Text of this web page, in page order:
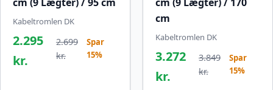
Kabeltromlen DK
2.295
kr.
2.699
kr.
Spar
15%
cm
Kabeltromlen DK
3.272
kr.
3.849
kr.
Spar
15%